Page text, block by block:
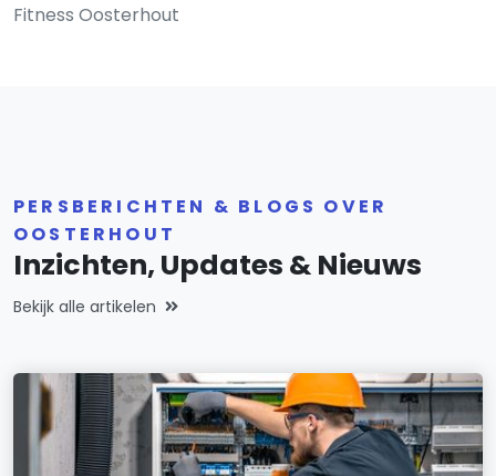
Fitness Oosterhout
PERSBERICHTEN & BLOGS OVER
OOSTERHOUT
Inzichten, Updates & Nieuws
Bekijk alle artikelen